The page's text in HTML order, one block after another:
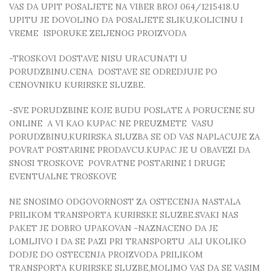
VAS DA UPIT POSALJETE NA VIBER BROJ 064/1215418.U
UPITU JE DOVOLJNO DA POSALJETE SLIKU,KOLICINU I
VREME ISPORUKE ZELJENOG PROIZVODA
-TROSKOVI DOSTAVE NISU URACUNATI U
PORUDZBINU.CENA DOSTAVE SE ODREDJUJE PO
CENOVNIKU KURIRSKE SLUZBE.
-SVE PORUDZBINE KOJE BUDU POSLATE A PORUCENE SU
ONLINE A VI KAO KUPAC NE PREUZMETE VASU
PORUDZBINU,KURIRSKA SLUZBA SE OD VAS NAPLACUJE ZA
POVRAT POSTARINE PRODAVCU.KUPAC JE U OBAVEZI DA
SNOSI TROSKOVE POVRATNE POSTARINE I DRUGE
EVENTUALNE TROSKOVE
NE SNOSIMO ODGOVORNOST ZA OSTECENJA NASTALA
PRILIKOM TRANSPORTA KURIRSKE SLUZBE.SVAKI NAS
PAKET JE DOBRO UPAKOVAN -NAZNACENO DA JE
LOMLJIVO I DA SE PAZI PRI TRANSPORTU .ALI UKOLIKO
DODJE DO OSTECENJA PROIZVODA PRILIKOM
TRANSPORTA KURIRSKE SLUZBE,MOLIMO VAS DA SE VASIM